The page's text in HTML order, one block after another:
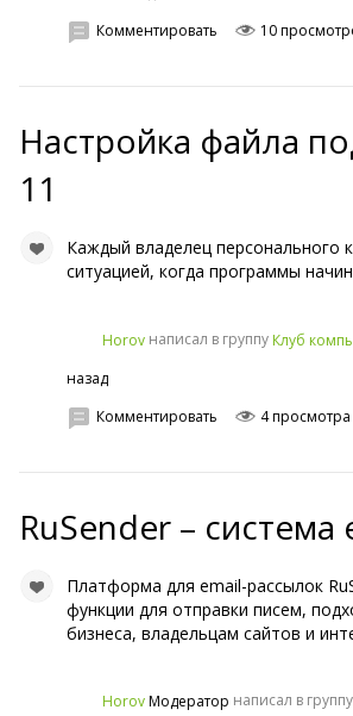
Комментировать 10
Настройка файла
11
Каждый владелец персонального
ситуацией, когда программы
Horov написал в группу Клуб
назад
Комментировать 4 просмотра
RuSender –
Платформа для email-рассылок
функции для отправки писем,
бизнеса, владельцам сайтов и
HorovМодератор написал в группу